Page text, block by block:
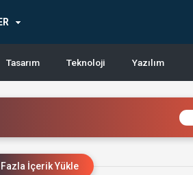
Tasarım Teknoloji Yazılım
Fazla İçerik Yükle